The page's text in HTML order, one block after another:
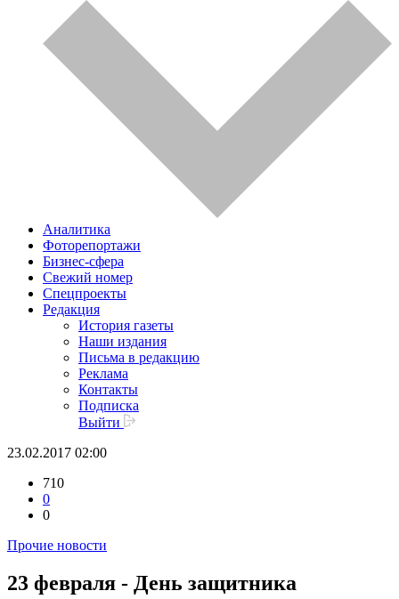
Аналитика
Фоторепортажи
Бизнес-сфера
Свежий номер
Спецпроекты
Редакция
История газеты
Наши издания
Письма в редакцию
Реклама
Контакты
Подписка
Выйти
23.02.2017 02:00
710
0
0
Прочие новости
23 февраля - День защитника